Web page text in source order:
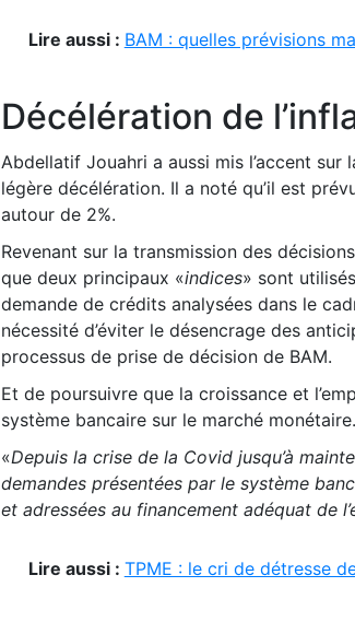
Lire aussi : BAM : quelles prévisions
Décélération de
Abdellatif Jouahri a aussi mis l’accent
légère décélération. Il a noté qu’il est
autour de 2%.
Revenant sur la transmission des
que deux principaux «indices» sont
demande de crédits analysées dans le
nécessité d’éviter le désencrage des
processus de prise de décision de BAM.
Et de poursuivre que la croissance et
système bancaire sur le marché monétaire.
«Depuis la crise de la Covid jusqu’à
demandes présentées par le système
et adressées au financement adéquat de
Lire aussi : TPME : le cri de détresse